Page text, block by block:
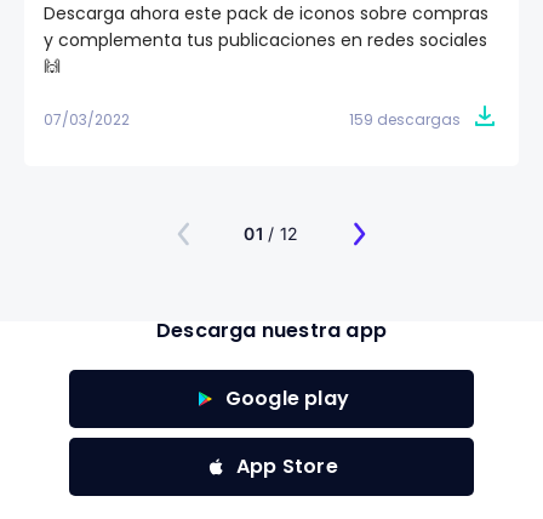
Descarga ahora este pack de iconos sobre compras
y complementa tus publicaciones en redes sociales
🙌
07/03/2022 159 descargas
01 / 12
Descarga nuestra app
Google play
App Store